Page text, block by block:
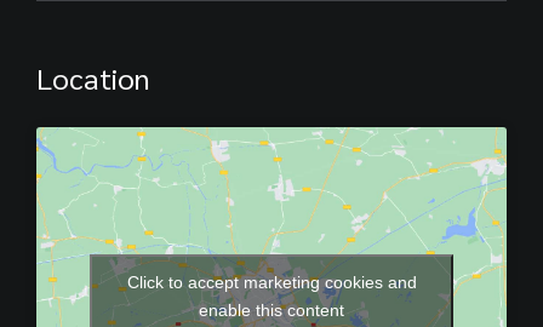
Location
Click to accept marketing cookies and
enable this content